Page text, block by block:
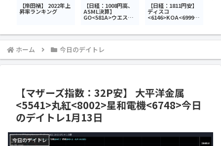
【岸田禍】 2022年上
昇率ランキング
【日経：1008円高、
ASML決算】
GO<581A>ウエスト
<7888>今日のデイト
レ7月15日
【日経：1811円安】
ディスコ
<6146>KOA<6999>
ホーム 今日のデイトレ
【マザーズ指数：32P安】 大平洋金属
<5541>丸紅<8002>星和電機<6748>今日
のデイトレ1月13日
今日のデイトレ